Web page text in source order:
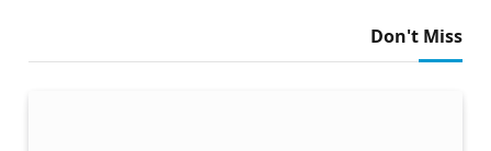
Don't Miss